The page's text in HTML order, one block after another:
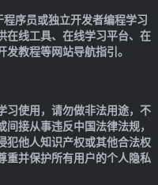
序员或独立开发者编程学习
在线工具、在线学习平台、在
教程等网站导航指引。
习使用，请勿做非法用途，不
接从事违反中国法律法规，
犯他人知识产权或其他合法权
重并保护所有用户的个人隐私